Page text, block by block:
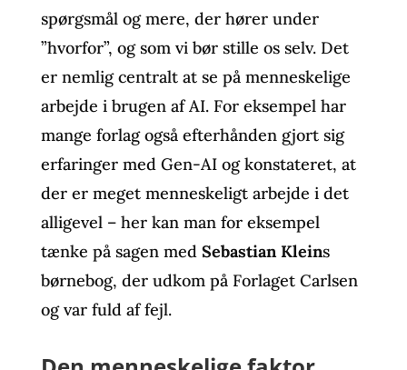
spørgsmål og mere, der hører under
”hvorfor”, og som vi bør stille os selv. Det
er nemlig centralt at se på menneskelige
arbejde i brugen af AI. For eksempel har
mange forlag også efterhånden gjort sig
erfaringer med Gen-AI og konstateret, at
der er meget menneskeligt arbejde i det
alligevel – her kan man for eksempel
tænke på sagen med Sebastian Kleins
børnebog, der udkom på Forlaget Carlsen
og var fuld af fejl.